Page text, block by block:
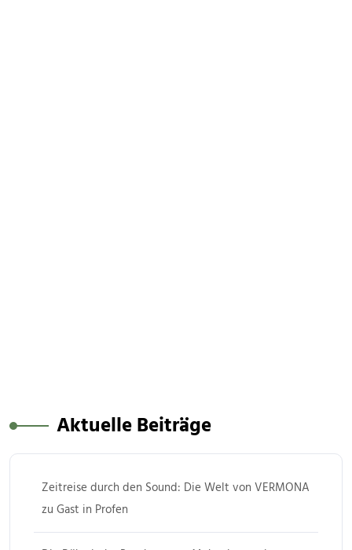
Aktuelle Beiträge
Zeitreise durch den Sound: Die Welt von VERMONA
zu Gast in Profen